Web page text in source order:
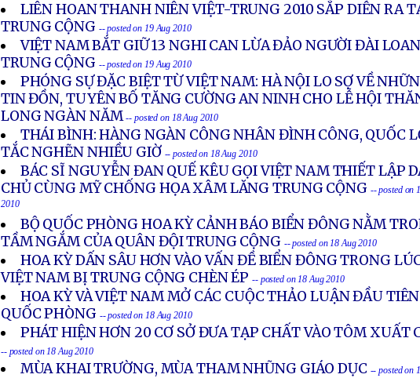
LIÊN HOAN THANH NIÊN VIỆT-TRUNG 2010 SẮP DIỄN RA
TRUNG CỘNG -- posted on 19 Aug 2010
VIỆT NAM BẮT GIỮ 13 NGHI CAN LỪA ĐẢO NGƯỜI ĐÀI
TRUNG CỘNG -- posted on 19 Aug 2010
PHÓNG SỰ ĐẶC BIỆT TỪ VIỆT NAM: HÀ NỘI LO SỢ VỀ
TIN ĐỒN, TUYÊN BỐ TĂNG CƯỜNG AN NINH CHO LỄ HỘI
LONG NGÀN NĂM -- posted on 18 Aug 2010
THÁI BÌNH: HÀNG NGÀN CÔNG NHÂN ĐÌNH CÔNG, QUỐC
TẮC NGHẼN NHIỀU GIỜ -- posted on 18 Aug 2010
BÁC SĨ NGUYỄN ĐAN QUẾ KÊU GỌI VIỆT NAM THIẾT LẬP
CHỦ CÙNG MỸ CHỐNG HỌA XÂM LĂNG TRUNG CỘNG -- posted on
2010
BỘ QUỐC PHÒNG HOA KỲ CẢNH BÁO BIỂN ĐÔNG NẰM
TẦM NGẮM CỦA QUÂN ĐỘI TRUNG CỘNG -- posted on 18 Aug 2010
HOA KỲ DẤN SÂU HƠN VÀO VẤN ĐỀ BIỂN ĐÔNG TRONG
VIỆT NAM BỊ TRUNG CỘNG CHÈN ÉP-- posted on 18 Aug 2010
HOA KỲ VÀ VIỆT NAM MỞ CÁC CUỘC THẢO LUẬN ĐẦU
QUỐC PHÒNG -- posted on 18 Aug 2010
PHÁT HIỆN HƠN 20 CƠ SỞ ĐƯA TẠP CHẤT VÀO TÔM XUẤT
-- posted on 18 Aug 2010
MÙA KHAI TRƯỜNG, MÙA THAM NHŨNG GIÁO DỤC -- posted on